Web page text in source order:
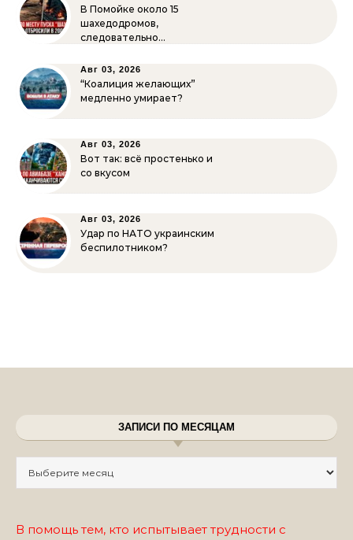
В Помойке около 15
шахедодромов,
следовательно…
Авг 03, 2026
“Коалиция желающих”
медленно умирает?
Авг 03, 2026
Вот так: всё простенько и
со вкусом
Авг 03, 2026
Удар по НАТО украинским
беспилотником?
ЗАПИСИ ПО МЕСЯЦАМ
В помощь тем, кто испытывает трудности с